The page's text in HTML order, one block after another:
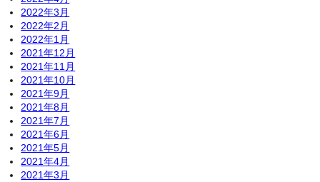
2022年3月
2022年2月
2022年1月
2021年12月
2021年11月
2021年10月
2021年9月
2021年8月
2021年7月
2021年6月
2021年5月
2021年4月
2021年3月